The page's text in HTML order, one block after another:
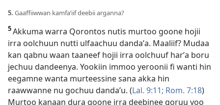
5. Gaaffiiwwan kamfaʼiif deebii arganna?
5Akkuma warra Qorontos nutis murtoo goone hojii
irra oolchuun nutti ulfaachuu dandaʼa. Maaliif? Mudaa
kan qabnu waan taaneef hojii irra oolchuuf harʼa boru
jechuu dandeenya. Yookiin immoo yeroonii fi wanti hin
eegamne wanta murteessine sana akka hin
raawwanne nu gochuu dandaʼu. (Lal. 9:11; Rom. 7:18)
Murtoo kanaan dura goone irra deebinee qoruu yoo